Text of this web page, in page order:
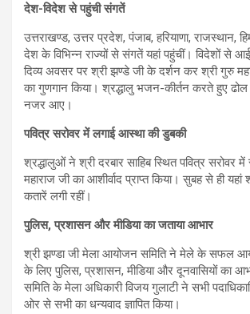
देश-विदेश से पहुंची संगतें
उत्तराखण्ड, उत्तर प्रदेश, पंजाब, हरियाणा, राजस्थान,
देश के विभिन्न राज्यों से संगतें यहां पहुंचीं। विदेशों से
दिव्य अवसर पर श्री झण्डे जी के दर्शन कर श्री गुरु
का गुणगान किया। श्रद्धालु भजन-कीर्तन करते हुए
नजर आए।
पवित्र सरोवर में लगाई आस्था की डुबकी
श्रद्धालुओं ने श्री दरबार साहिब स्थित पवित्र सरोवर
महाराज जी का आशीर्वाद प्राप्त किया। सुबह से ही
कतारें लगी रहीं।
पुलिस, प्रशासन और मीडिया का जताया आभार
श्री झण्डा जी मेला आयोजन समिति ने मेले के सफल
के लिए पुलिस, प्रशासन, मीडिया और दूनवासियों का
समिति के मेला अधिकारी विजय गुलाटी ने सभी
ओर से सभी का धन्यवाद ज्ञापित किया।